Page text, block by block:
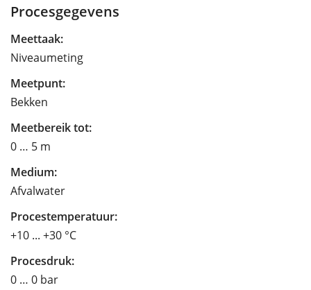
Procesgegevens
Meettaak:
Niveaumeting
Meetpunt:
Bekken
Meetbereik tot:
0 … 5 m
Medium:
Afvalwater
Procestemperatuur:
+10 ... +30 °C
Procesdruk:
0 … 0 bar